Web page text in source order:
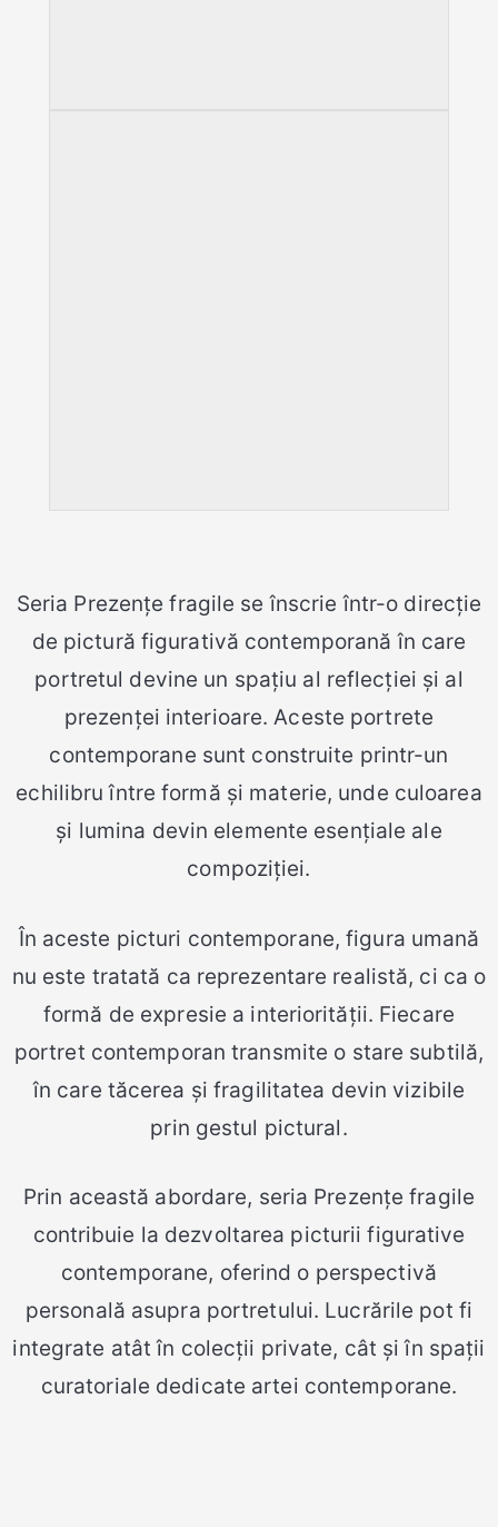
Seria Prezențe fragile se înscrie într-o direcție
de pictură figurativă contemporană în care
portretul devine un spațiu al reflecției și al
prezenței interioare. Aceste portrete
contemporane sunt construite printr-un
echilibru între formă și materie, unde culoarea
și lumina devin elemente esențiale ale
compoziției.
În aceste picturi contemporane, figura umană
nu este tratată ca reprezentare realistă, ci ca o
formă de expresie a interiorității. Fiecare
portret contemporan transmite o stare subtilă,
în care tăcerea și fragilitatea devin vizibile
prin gestul pictural.
Prin această abordare, seria Prezențe fragile
contribuie la dezvoltarea picturii figurative
contemporane, oferind o perspectivă
personală asupra portretului. Lucrările pot fi
integrate atât în colecții private, cât și în spații
curatoriale dedicate artei contemporane.